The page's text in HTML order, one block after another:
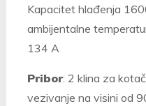
Kapacitet hlađenja
ambijentalne
134 A
Pribor: 2 klina za
vezivanje na visini od